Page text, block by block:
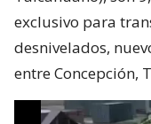
exclusivo para
desnivelados,
entre Concepción,